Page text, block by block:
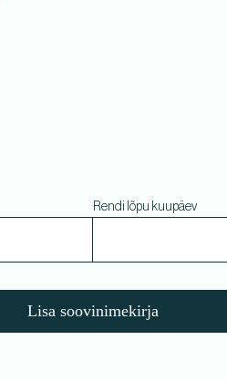
Rendi lõpu kuupäev
Lisa soovinimekirja